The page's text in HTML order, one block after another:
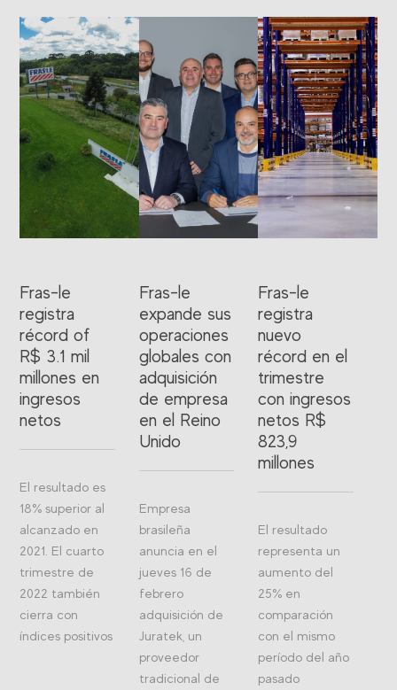
Fras-le
registra
récord of
R$ 3.1 mil
millones en
ingresos
netos
El resultado es
18% superior al
alcanzado en
2021. El cuarto
trimestre de
2022 también
cierra con
índices positivos
Fras-le
expande sus
operaciones
globales con
adquisición
de empresa
en el Reino
Unido
Empresa
brasileña
anuncia en el
jueves 16 de
febrero
adquisición de
Juratek, un
proveedor
tradicional de
Fras-le
registra
nuevo
récord en el
trimestre
con ingresos
netos R$
823,9
millones
El resultado
representa un
aumento del
25% en
comparación
con el mismo
período del año
pasado